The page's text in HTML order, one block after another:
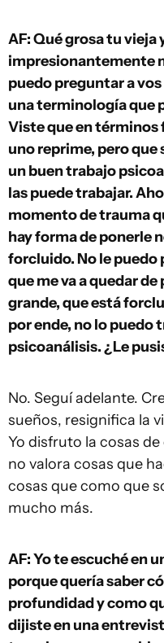
AF: Qué grosa tu vieja
impresionantemente
puedo preguntar a
una terminología que
Viste que en términos
uno reprime, pero
un buen trabajo
las puede trabajar.
momento de trauma
hay forma de ponerle
forcluido. No le puedo
que me va a quedar
grande, que está
por ende, no lo puedo
psicoanálisis. ¿Le
No. Seguí adelante.
sueños, resignifica la
Yo disfruto la cosas
no valora cosas que
cosas que como que
mucho más.
AF: Yo te escuché en
porque quería saber
profundidad y como
dijiste en una